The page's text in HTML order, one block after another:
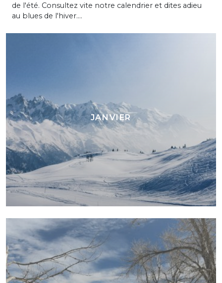
de l'été. Consultez vite notre calendrier et dites adieu
au blues de l'hiver....
JANVIER